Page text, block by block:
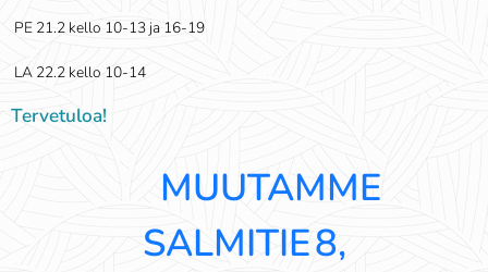
PE 21.2 kello 10-13 ja 16-19
LA 22.2 kello 10-14
Tervetuloa!
MUUTAMME
SALMITIE8,